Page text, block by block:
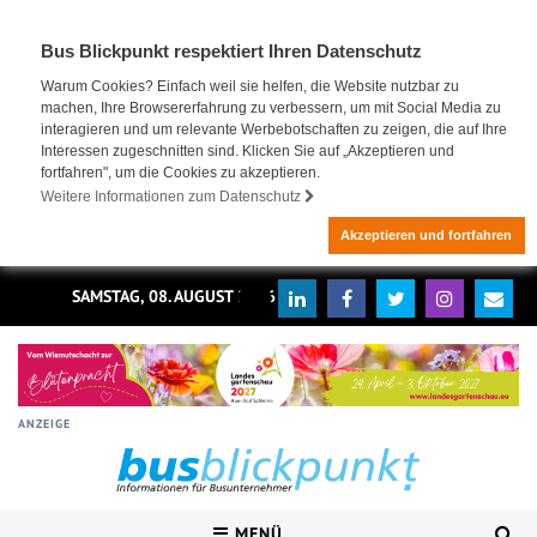
Bus Blickpunkt respektiert Ihren Datenschutz
Warum Cookies? Einfach weil sie helfen, die Website nutzbar zu
machen, Ihre Browsererfahrung zu verbessern, um mit Social Media zu
interagieren und um relevante Werbebotschaften zu zeigen, die auf Ihre
Interessen zugeschnitten sind. Klicken Sie auf „Akzeptieren und
fortfahren", um die Cookies zu akzeptieren.
Weitere Informationen zum Datenschutz
Akzeptieren und fortfahren
SAMSTAG, 08. AUGUST 2026
ANZEIGE